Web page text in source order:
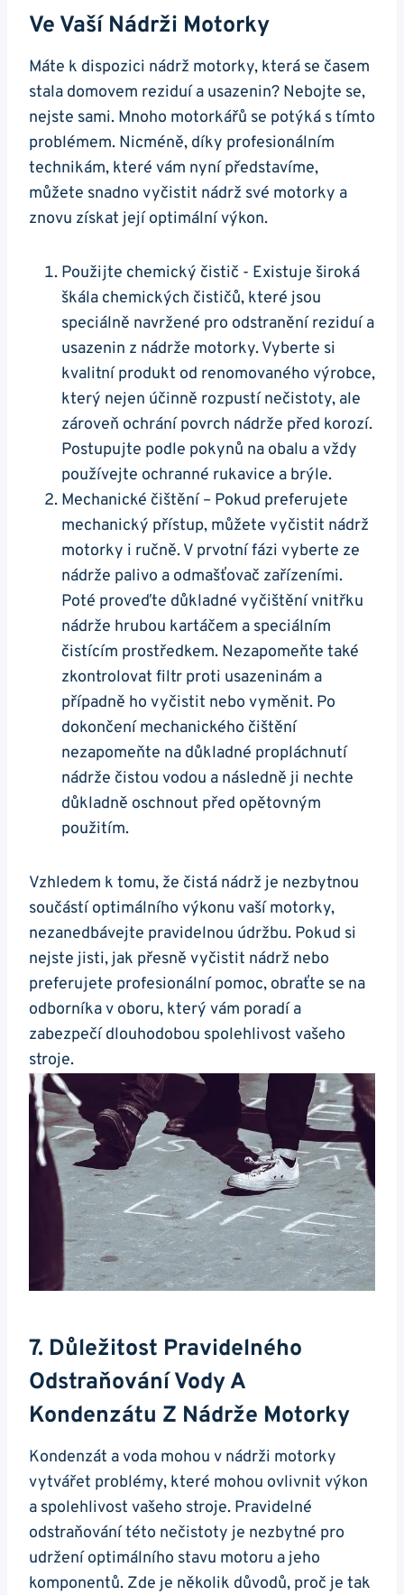
Ve Vaší⁤ Nádrži Motorky
Máte k⁣ dispozici nádrž motorky, která se časem
stala domovem ​reziduí ⁢a usazenin? Nebojte ⁤se,
⁢nejste sami. Mnoho‍ motorkářů se potýká s​ tímto
problémem.​ Nicméně, díky profesionálním
technikám, které vám nyní ⁢představíme,
⁣můžete snadno vyčistit nádrž své ‍motorky⁤ a
znovu získat její optimální ‍výkon.
Použijte ‍chemický čistič ‌-⁣ Existuje široká
škála chemických ⁤čističů, které​ jsou ​
speciálně navržené pro odstranění reziduí⁤ a​
usazenin ⁣z nádrže motorky. Vyberte si
kvalitní produkt od renomovaného výrobce,‌
který nejen účinně rozpustí nečistoty, ale
zároveň ​ochrání povrch nádrže před korozí.
Postupujte podle pokynů‌ na obalu a vždy
používejte ochranné rukavice a brýle.
Mechanické čištění – Pokud preferujete
mechanický‌ přístup, můžete vyčistit ‍nádrž
motorky i‌ ručně. ​V prvotní fázi vyberte ze
nádrže palivo a⁢ odmašťovač zařízeními.
Poté ​proveďte‍ důkladné vyčištění ‌vnitřku
nádrže hrubou ⁢kartáčem a ​speciálním
čistícím prostředkem. Nezapomeňte také
zkontrolovat ‌filtr⁤ proti​ usazeninám a
⁣případně ho vyčistit nebo ⁢vyměnit. Po
dokončení mechanického čištění
nezapomeňte na ⁤důkladné⁤ propláchnutí
nádrže čistou vodou ​a následně ji nechte
důkladně oschnout před opětovným
použitím.
Vzhledem k tomu, že čistá nádrž ⁤je⁣ nezbytnou
‍součástí optimálního výkonu⁤ vaší motorky,
nezanedbávejte pravidelnou údržbu. Pokud ⁣si
nejste jisti,‍ jak přesně vyčistit ‌nádrž nebo
preferujete profesionální pomoc,⁣ obraťte se​ na
odborníka v⁤ oboru, který vám ⁣poradí‌ a
⁣zabezpečí dlouhodobou ​spolehlivost vašeho
stroje.
7. Důležitost Pravidelného
Odstraňování Vody⁢ A ​
Kondenzátu Z Nádrže Motorky
Kondenzát a ⁤voda mohou v nádrži motorky‌
vytvářet⁣ problémy, které mohou ovlivnit výkon
⁢a ‌spolehlivost vašeho stroje. Pravidelné‌
odstraňování⁢ této nečistoty je nezbytné pro
udržení ‌optimálního stavu motoru ⁢a jeho
komponentů. Zde je několik ‍důvodů, proč je ⁤tak